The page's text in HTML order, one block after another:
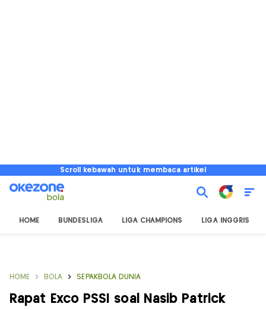
Scroll kebawah untuk membaca artikel
HOME BUNDESLIGA LIGA CHAMPIONS LIGA INGGRIS
HOME BOLA SEPAKBOLA DUNIA
Rapat Exco PSSI soal Nasib Patrick